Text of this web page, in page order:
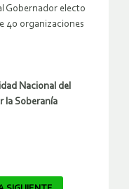
Gobernador electo
40 organizaciones
Nacional del
la Soberanía